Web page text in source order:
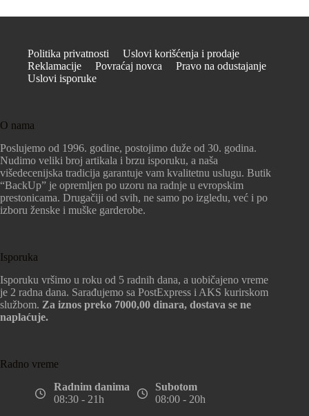
Politika privatnosti
Uslovi korišćenja i prodaje
Reklamacije
Povraćaj novca
Pravo na odustajanje
Uslovi isporuke
O nama
Poslujemo od 1996. godine, postojimo duže od 30. godina.
Nudimo veliki broj artikala i brzu isporuku, a naša
višedecenijska tradicija garantuje vam kvalitetnu uslugu. Butik
“BackUp” je opremljen po uzoru na radnje u evropskim
prestonicama. Drugačiji od svih, ne samo po izgledu, već i po
izboru ženske i muške garderobe.
Isporuka
Isporuku vršimo u roku od 5 radnih dana, a uobičajeno vreme
je 2 radna dana. Sarađujemo sa PostExpress i AKS kurirskom
službom. Za iznos preko 7000,00 dinara, dostava se ne
naplaćuje.
Radno vreme
Radnim danima
08:30 - 21h
Subotom
08:00 - 20h